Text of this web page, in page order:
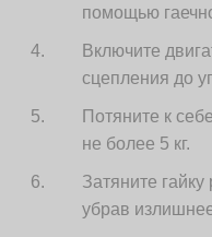
помощью
Включите
сцепления до
Потяните к
не более 5 кг.
Затяните
убрав